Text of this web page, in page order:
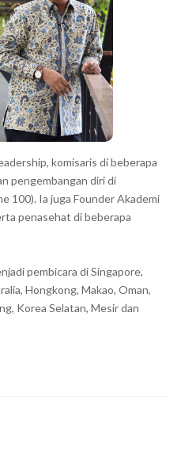
komisaris di beberapa
pengembangan diri di
100). Ia juga Founder Akademi
penasehat di beberapa
pembicara di Singapore,
Hongkong, Makao, Oman,
Korea Selatan, Mesir dan